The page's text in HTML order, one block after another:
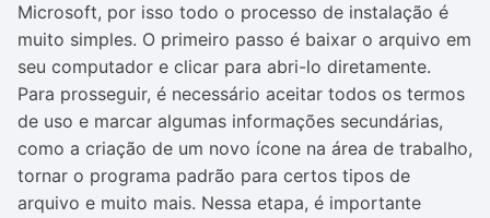
Microsoft, por isso todo o processo de instalação é
muito simples. O primeiro passo é baixar o arquivo em
seu computador e clicar para abri-lo diretamente.
Para prosseguir, é necessário aceitar todos os termos
de uso e marcar algumas informações secundárias,
como a criação de um novo ícone na área de trabalho,
tornar o programa padrão para certos tipos de
arquivo e muito mais. Nessa etapa, é importante